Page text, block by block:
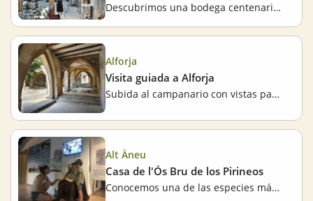
Descubrimos una bodega centenaria cerca del mar hecho uno por discípulo de Antoni Gaudí
Alforja
Visita guiada a Alforja
Subida al campanario con vistas panorámicas
Alt Àneu
Casa de l'Ós Bru de los Pirineos
Conocemos una de las especies más emblemáticas del Pirineo